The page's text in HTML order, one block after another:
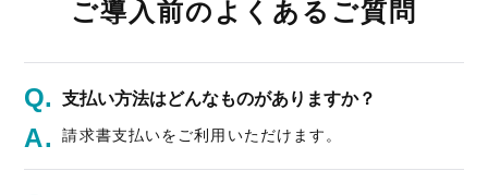
ご導入前のよくあるご質問
支払い方法はどんなものがありますか？
請求書支払いをご利用いただけます。